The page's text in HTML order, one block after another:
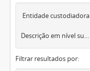
Entidade custodiadora
Descrição em nível superior
Filtrar resultados por: